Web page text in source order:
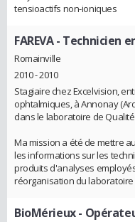
tensioactifs non-ioniques
FAREVA- Technicien
Romainville
2010 - 2010
Stagiaire chez Excelvision,
ophtalmiques, à Annonay
dans le laboratoire de
Ma mission a été de mettre
les informations sur les
produits d'analyses
réorganisation du laboratoire
BioMérieux-